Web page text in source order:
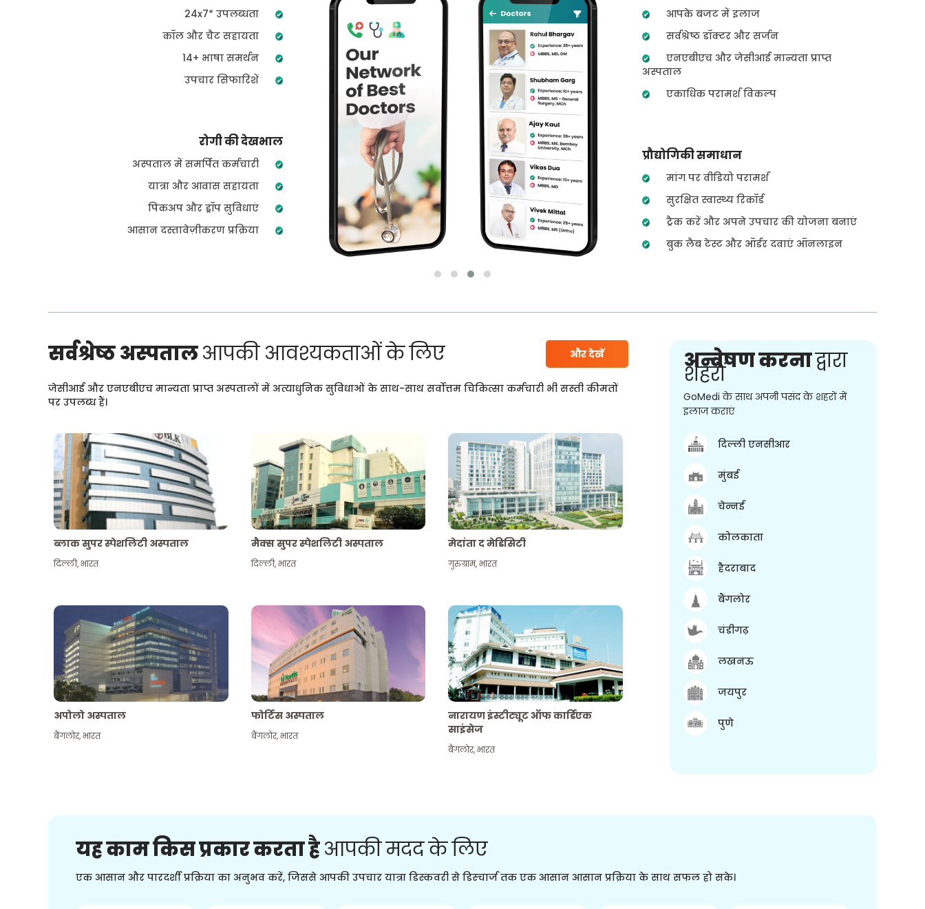
24x7* उपलब्धता
कॉल और चैट सहायता
14+ भाषा समर्थन
उपचार सिफारिशें
रोगी की देखभाल
अस्पताल में समर्पित कर्मचारी
यात्रा और आवास सहायता
पिकअप और ड्रॉप सुविधाएं
आसान दस्तावेज़ीकरण प्रक्रिया
आपके बजट में इलाज
सर्वश्रेष्ठ डॉक्टर और सर्जन
एनएबीएच और जेसीआई मान्यता प्राप्त
अस्पताल
एकाधिक परामर्श विकल्प
प्रौद्योगिकी समाधान
मांग पर वीडियो परामर्श
सुरक्षित स्वास्थ्य रिकॉर्ड
ट्रैक करें और अपने उपचार की योजना बनाएं
बुक लैब टेस्ट और ऑर्डर दवाएं ऑनलाइन
सर्वश्रेष्ठ अस्पतालआपकी आवश्यकताओं के लिए और देखें
जेसीआई और एनएबीएच मान्यता प्राप्त अस्पतालों में अत्याधुनिक सुविधाओं के साथ-साथ सर्वोत्तम चिकित्सा कर्मचारी भी सस्ती कीमतों
पर उपलब्ध हैं।
ब्लाक सुपर स्पेशलिटी अस्पताल
दिल्ली,भारत
मैक्स सुपर स्पेशलिटी अस्पताल
दिल्ली,भारत
मेदांता द मेडिसिटी
गुरुग्राम,भारत
अपोलो अस्पताल
बैंगलोर,भारत
फोर्टिस अस्पताल
बैंगलोर,भारत
नारायण इंस्टीट्यूट ऑफ कार्डिएक
साइंसेज
बैंगलोर,भारत
अन्वेषण करनाद्वारा
शहरों
GoMedi के साथ अपनी पसंद के शहरों में
इलाज कराएं
दिल्ली एनसीआर
मुंबई
चेन्नई
कोलकाता
हैदराबाद
बैंगलोर
चंडीगढ़
लखनऊ
जयपुर
पुणे
यह काम किस प्रकार करता हैआपकी मदद के लिए
एक आसान और पारदर्शी प्रक्रिया का अनुभव करें, जिससे आपकी उपचार यात्रा डिस्कवरी से डिस्चार्ज तक एक आसान आसान प्रक्रिया के साथ सफल हो सके।